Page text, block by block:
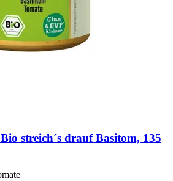
Bio streich´s drauf Basitom, 135